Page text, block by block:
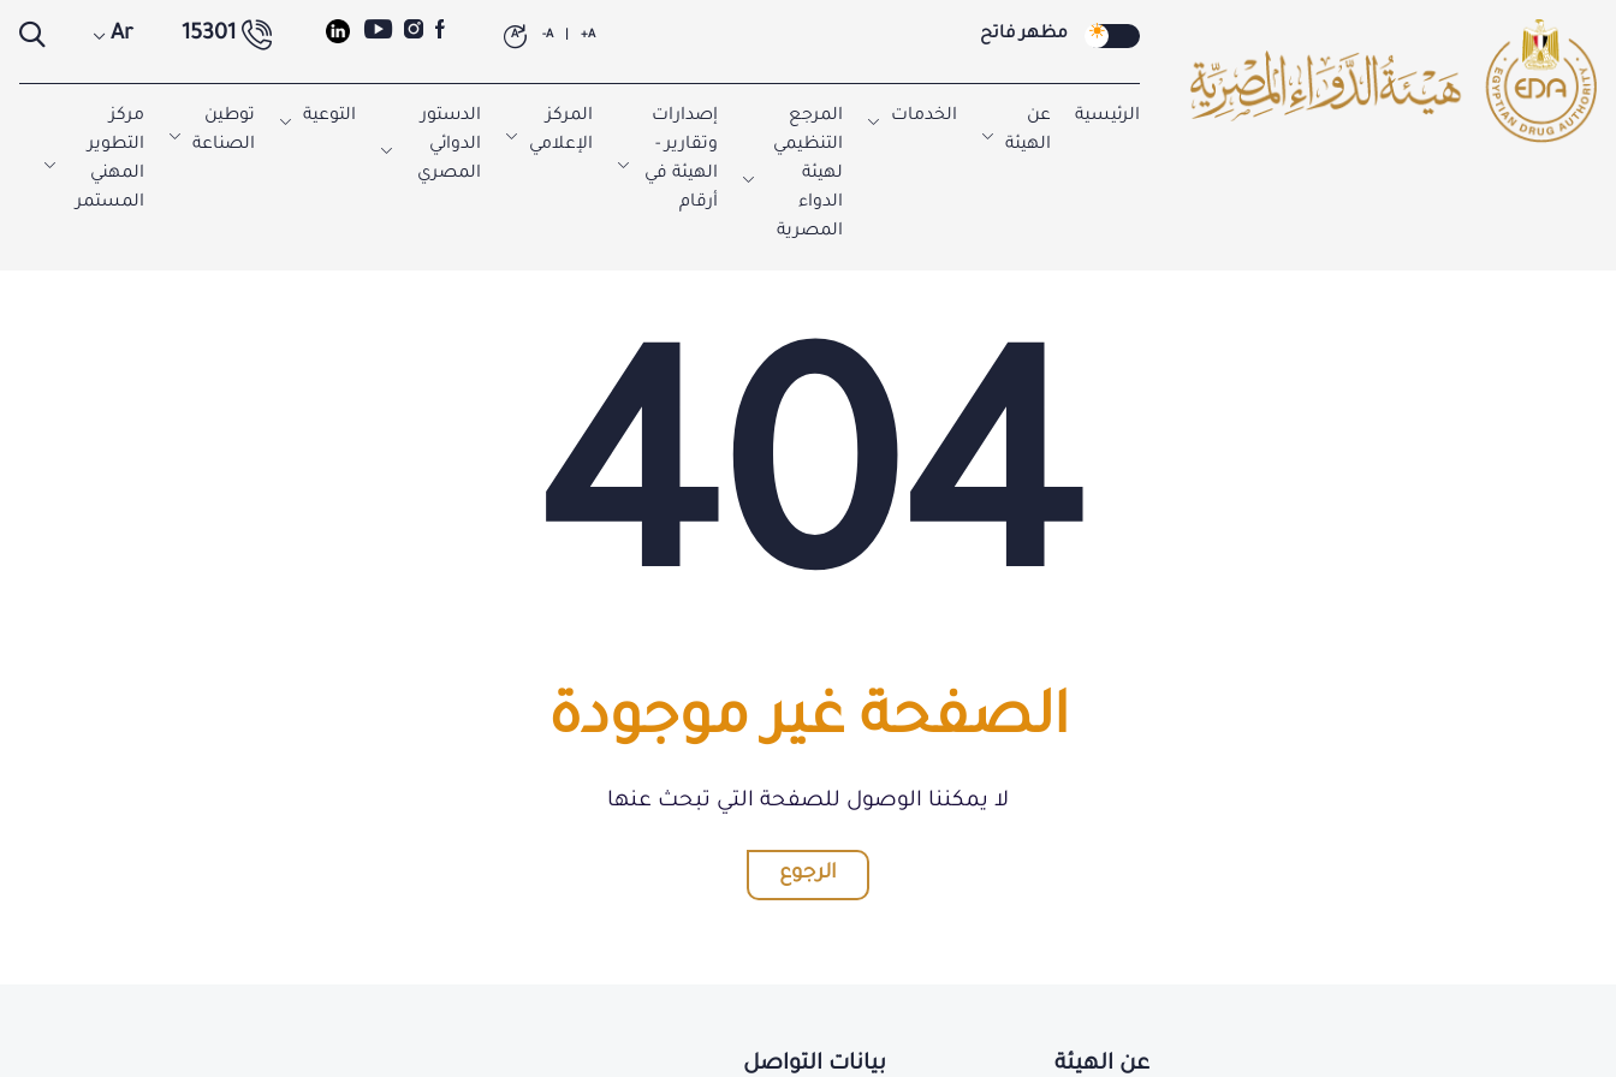
مظهر فاتح A+
A-
A
15301
Ar
الرئيسية
عن
الهيئة
الخدمات
المرجع
التنظيمي
لهيئة
الدواء
المصرية
إصدارات
وتقارير -
الهيئة في
أرقام
المركز
الإعلامي
الدستور
الدوائي
المصري
التوعية
توطين
الصناعة
مركز
التطوير
المهني
المستمر
404
الصفحة غير موجودة
لا يمكننا الوصول للصفحة التي تبحث عنها
الرجوع
عن الهيئة بيانات التواصل